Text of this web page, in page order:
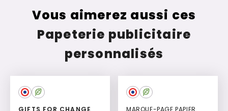
Vous aimerez aussi ces
Papeterie publicitaire
personnalisés
GIFTS FOR CHANGE
MARQUE-PAGE PAPIER